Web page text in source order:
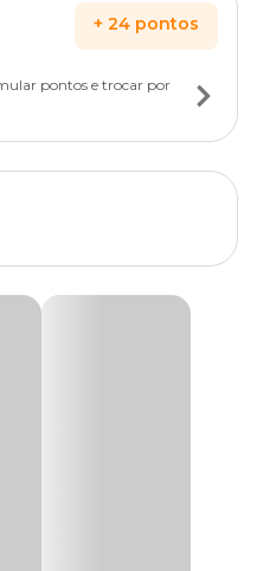
+ 24 pontos
pontos e trocar por